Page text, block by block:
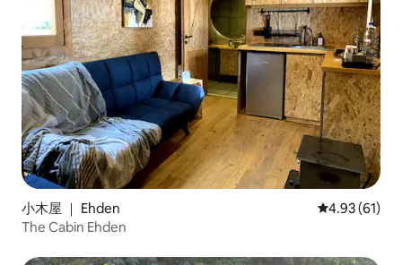
小木屋 ｜ Ehden 平均评分
4.93 (61)
The Cabin Ehden